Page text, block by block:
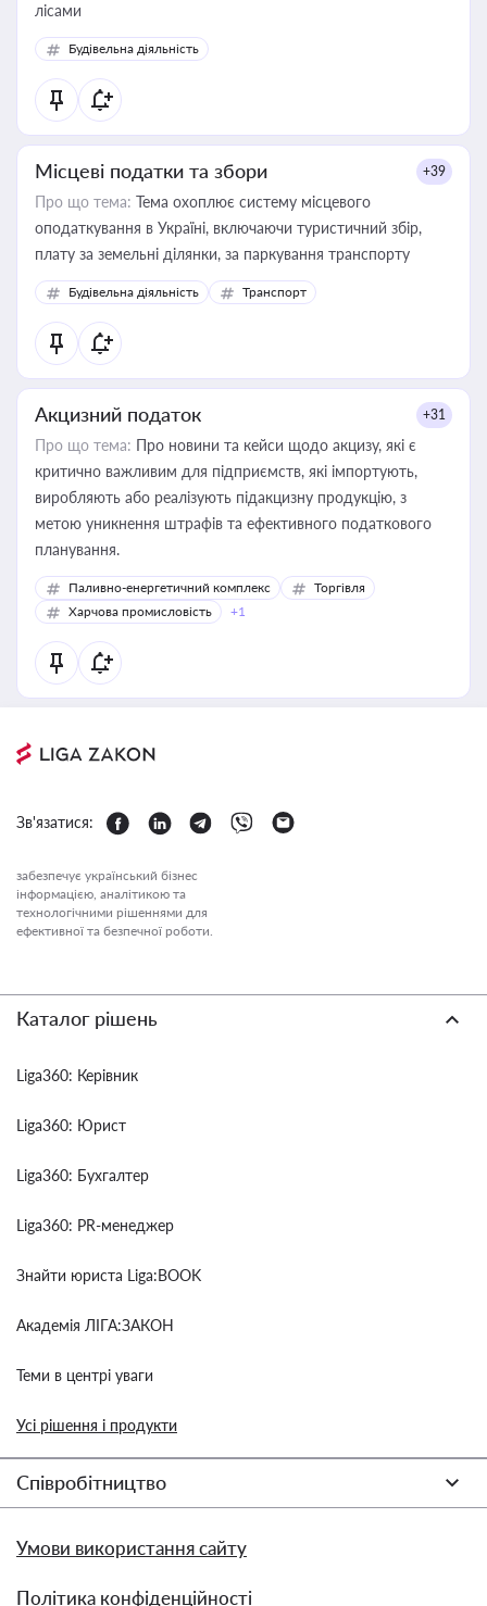
лісами
Будівельна діяльність
Місцеві податки та збори +39
Про що тема: Тема охоплює систему місцевого
оподаткування в Україні, включаючи туристичний збір,
плату за земельні ділянки, за паркування транспорту
Будівельна діяльність Транспорт
Акцизний податок +31
Про що тема: Про новини та кейси щодо акцизу, які є
критично важливим для підприємств, які імпортують,
виробляють або реалізують підакцизну продукцію, з
метою уникнення штрафів та ефективного податкового
планування.
Паливно-енергетичний комплекс
Торгівля
Харчова промисловість
+1
Зв'язатися:
забезпечує український бізнес
інформацією, аналітикою та
технологічними рішеннями для
ефективної та безпечної роботи.
Каталог рішень
Liga360: Керівник
Liga360: Юрист
Liga360: Бухгалтер
Liga360: PR-менеджер
Знайти юриста Liga:BOOK
Академія ЛІГА:ЗАКОН
Теми в центрі уваги
Усі рішення і продукти
Співробітництво
Умови використання сайту
Політика конфіденційності